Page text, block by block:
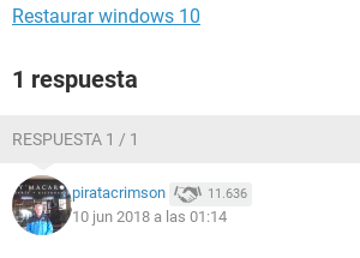
Y luego dice esto en información del
Quería saber si puedo y me conviene
Restaurar windows 10
1 respuesta
RESPUESTA 1 / 1
piratacrimson 11.636
10 jun 2018 a las 01:14